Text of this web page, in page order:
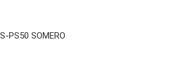
S-PS50 SOMERO